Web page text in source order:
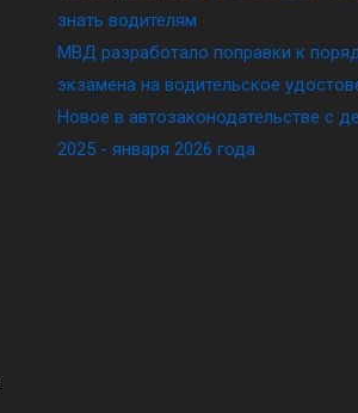
знать водителям
МВД разработало поправки к
экзамена на водительское
Новое в автозаконодательстве с
2025 - января 2026 года